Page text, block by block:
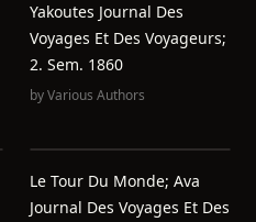
Yakoutes Journal Des
Voyages Et Des Voyageurs;
2. Sem. 1860
byVarious Authors
Le Tour Du Monde; Ava
Journal Des Voyages Et Des